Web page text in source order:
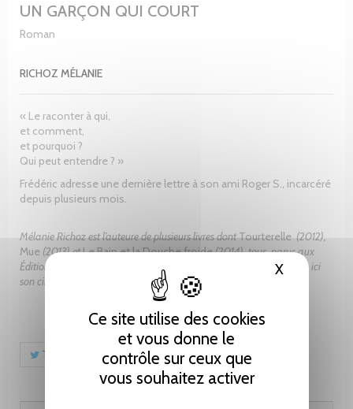
Ce site utilise des cookies
et vous donne le
contrôle sur ceux que
vous souhaitez activer
XMasquer
UN GARÇON QUI COURT
Roman
RICHOZ MÉLANIE
« Le raconter à qui,
et comment,
et pourquoi ?
Qui peut entendre ? »
Frédéric adresse une dernière lettre à son ami Roger S., incarcéré
depuis plusieurs mois.
Mélanie Richoz est l’auteure de plusieurs livres dontTourterelle (2012),
Mue (2013) etLe Bain et la Douche froide(2014), tous parus aux
Éditions Slatkine. Après le succès de
en 2015, elle signe ici
son cinquième roman.
Tweet Partager Pinterest